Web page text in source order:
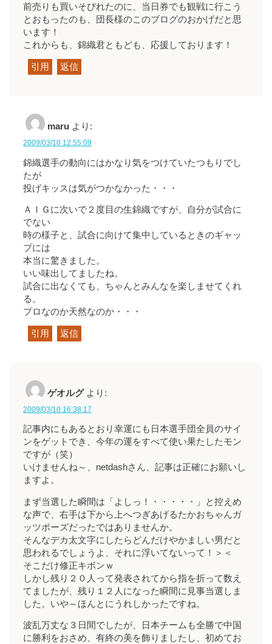
前売りも買いそびれたのに、当日券でも観戦に行こう
とおもったのも、団長様のこのブログのおかげだと思
います！
これからも、錦織君ともども、応援しております！
引用 返信
maru より:
2009/03/10 12:55:09
錦織選手の動向にはかなり気をつけていたつもりでし
たが
投げキッスは気がつかなかった・・・
ＡＩＧに次いで２度目の生錦織ですが、自分が試合に
でない
時の様子と、試合に向けて集中しているときのギャッ
プには
本当に驚きました。
いい味出してましたね。
試合に出なくても、ちゃんとみんなを楽しませてくれ
る。
プロなのか天然なのか・・・
引用 返信
ゲオルグ より:
2009/03/10 16:38:17
記事内にもあるとおり幸運にも日本選手団全員のサイ
ンをゲットでき、今年の運をすべて使い果たしたモン
ですが（笑）
いけませんね～、netdashさん、記事は正確にお願いし
ますよ。
まず当選した瞬間は「よしっ！・・・・・」と控えめ
な声で、右手は下から上へつぎあげるたかおちゃんガ
ッツポーズだったではありませんか。
そんなデカ太文字にしたらどんだけやかましい男だと
思われるでしょうよ、それに浮いてないって！＞＜
そこだけ修正キボンｗ
しかし残り２０人って発表されてから指を折って数え
てましたが、残り１２人になった瞬間に見事当選しま
した。いや～ほんとにうれしかったですね。
波乱万丈な３日間でしたが、日本チームも全勝で中国
に勝利をおさめ、有終の美を飾りましたし、初めてお